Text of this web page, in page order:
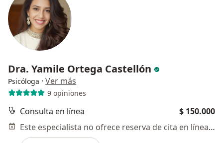
Dra. Yamile Ortega Castellón
Psicóloga · Ver más
9 opiniones
Consulta en línea
$ 150.000
Este especialista no ofrece reserva de cita en línea en esta dirección.